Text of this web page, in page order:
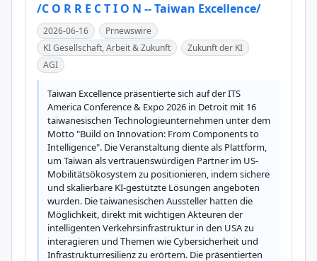
/C O R R E C T I O N -- Taiwan Excellence/
2026-06-16
Prnewswire
KI Gesellschaft, Arbeit & Zukunft
Zukunft der KI
AGI
Taiwan Excellence präsentierte sich auf der ITS
America Conference & Expo 2026 in Detroit mit 16
taiwanesischen Technologieunternehmen unter dem
Motto "Build on Innovation: From Components to
Intelligence". Die Veranstaltung diente als Plattform,
um Taiwan als vertrauenswürdigen Partner im US-
Mobilitätsökosystem zu positionieren, indem sichere
und skalierbare KI-gestützte Lösungen angeboten
wurden. Die taiwanesischen Aussteller hatten die
Möglichkeit, direkt mit wichtigen Akteuren der
intelligenten Verkehrsinfrastruktur in den USA zu
interagieren und Themen wie Cybersicherheit und
Infrastrukturresilienz zu erörtern. Die präsentierten